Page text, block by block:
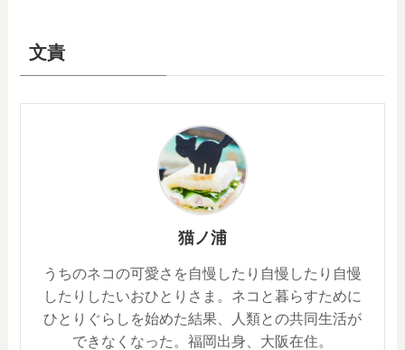
文責
猫ノ浦
うちのネコの可愛さを自慢したり自慢したり自慢
したりしたいおひとりさま。ネコと暮らすために
ひとりぐらしを始めた結果、人類との共同生活が
できなくなった。福岡出身、大阪在住。